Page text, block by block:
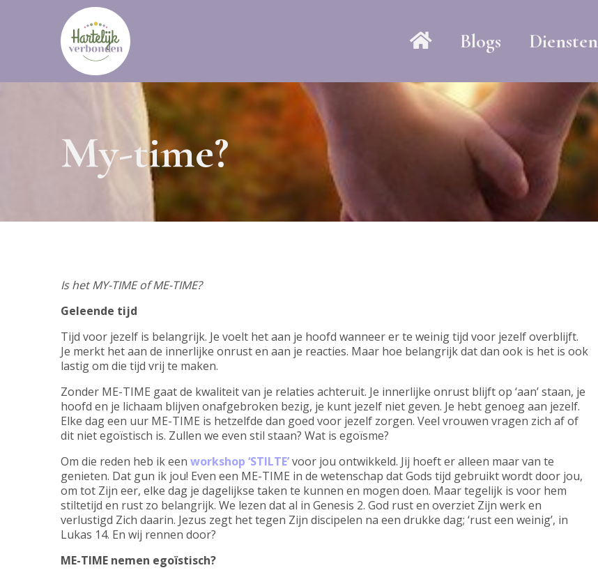
Blogs Diensten
My-time?
Is het MY-TIME of ME-TIME?
Geleende tijd
Tijd voor jezelf is belangrijk. Je voelt het aan je hoofd wanneer er te weinig tijd voor jezelf overblijft.
Je merkt het aan de innerlijke onrust en aan je reacties. Maar hoe belangrijk dat dan ook is het is ook
lastig om die tijd vrij te maken.
Zonder ME-TIME gaat de kwaliteit van je relaties achteruit. Je innerlijke onrust blijft op ‘aan’ staan, je
hoofd en je lichaam blijven onafgebroken bezig, je kunt jezelf niet geven. Je hebt genoeg aan jezelf.
Elke dag een uur ME-TIME is hetzelfde dan goed voor jezelf zorgen. Veel vrouwen vragen zich af of
dit niet egoïstisch is. Zullen we even stil staan? Wat is egoïsme?
Om die reden heb ik een workshop ‘STILTE’voor jou ontwikkeld. Jij hoeft er alleen maar van te
genieten. Dat gun ik jou! Even een ME-TIME in de wetenschap dat Gods tijd gebruikt wordt door jou,
om tot Zijn eer, elke dag je dagelijkse taken te kunnen en mogen doen. Maar tegelijk is voor hem
stiltetijd en rust zo belangrijk. We lezen dat al in Genesis 2. God rust en overziet Zijn werk en
verlustigd Zich daarin. Jezus zegt het tegen Zijn discipelen na een drukke dag; ‘rust een weinig’, in
Lukas 14. En wij rennen door?
ME-TIME nemen egoïstisch?